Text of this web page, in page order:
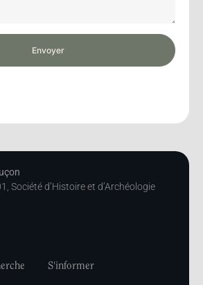
Envoyer
Société d’Histoire et d’Archéologie
S'informer